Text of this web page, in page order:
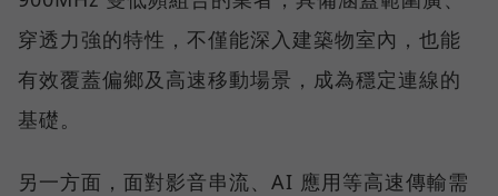
穿透力強的特性，不僅能深入建築物室內，也能
有效覆蓋偏鄉及高速移動場景，成為穩定連線的
基礎。
另一方面，面對影音串流、AI 應用等高速傳輸需